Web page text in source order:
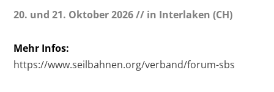
20. und 21. Oktober 2026 // in Interlaken (CH)
Mehr Infos:
https://www.seilbahnen.org/verband/forum-sbs